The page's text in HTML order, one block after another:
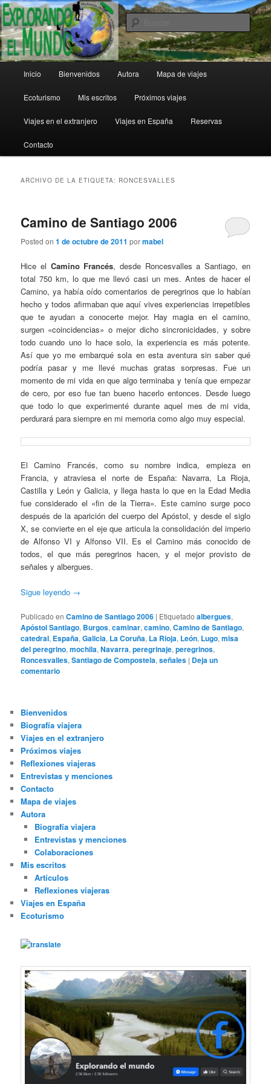
Ir
al
contenido
principal
Ir
al
contenido
secundarioExplorando el Mundo
principal
Inicio Bienvenidos Autora Mapa de viajes
Ecoturismo Mis escritos Próximos viajes
Viajes en el extranjero Viajes en España Reservas
Contacto
ARCHIVO DE LA ETIQUETA: RONCESVALLES
Camino de Santiago 2006
Posted on1 de octubre de 2011 pormabel
Hice el Camino Francés, desde Roncesvalles a Santiago, en
total 750 km, lo que me llevó casi un mes. Antes de hacer el
Camino, ya había oído comentarios de peregrinos que lo habían
hecho y todos afirmaban que aquí vives experiencias irrepetibles
que te ayudan a conocerte mejor. Hay magia en el camino,
surgen «coincidencias» o mejor dicho sincronicidades, y sobre
todo cuando uno lo hace solo, la experiencia es más potente.
Así que yo me embarqué sola en esta aventura sin saber qué
podría pasar y me llevé muchas gratas sorpresas. Fue un
momento de mi vida en que algo terminaba y tenía que empezar
de cero, por eso fue tan bueno hacerlo entonces. Desde luego
que todo lo que experimenté durante aquel mes de mi vida,
perdurará para siempre en mi memoria como algo muy especial.
El Camino Francés, como su nombre indica, empieza en
Francia, y atraviesa el norte de España: Navarra, La Rioja,
Castilla y León y Galicia, y llega hasta lo que en la Edad Media
fue considerado el «fin de la Tierra». Este camino surge poco
después de la aparición del cuerpo del Apóstol, y desde el siglo
X, se convierte en el eje que articula la consolidación del imperio
de Alfonso VI y Alfonso VII. Es el Camino más conocido de
todos, el que más peregrinos hacen, y el mejor provisto de
señales y albergues.
Sigue leyendo →
Publicado en Camino de Santiago 2006 | Etiquetado albergues,
Apóstol Santiago, Burgos,caminar,camino,Camino de Santiago,
catedral, España,Galicia, La Coruña, La Rioja, León, Lugo,misa
del peregrino,mochila,Navarra,peregrinaje,peregrinos,
Roncesvalles,Santiago de Compostela,señales | Deja un
comentario
Bienvenidos
Biografía viajera
Viajes en el extranjero
Próximos viajes
Reflexiones viajeras
Entrevistas y menciones
Contacto
Mapa de viajes
Autora
Biografía viajera
Entrevistas y menciones
Colaboraciones
Mis escritos
Artículos
Reflexiones viajeras
Viajes en España
Ecoturismo